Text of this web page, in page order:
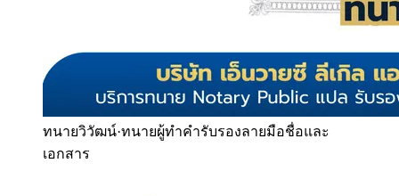
ทนายวิวัฒน์·ทนายผู้ทำคำรับรองลายมือชื่อและ
เอกสาร